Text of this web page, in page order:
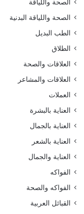
الصحة واللياقة
الصحة واللياقة البدنية
الطب البديل
الطلاق
العلاقات والصحة
العلاقات والمشاعر
العملات
العناية بالبشرة
العناية بالجمال
العناية بالشعر
العناية والجمال
الفواكه
الفواكه والصحة
القبائل العربية